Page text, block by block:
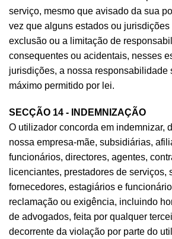
serviço, mesmo que avisado da sua
vez que alguns estados ou jurisdições
exclusão ou a limitação de
consequentes ou acidentais, nesses
jurisdições, a nossa responsabilidade
máximo permitido por lei.
SECÇÃO 14 - INDEMNIZAÇÃO
O utilizador concorda em indemnizar,
nossa empresa-mãe, subsidiárias,
funcionários, directores, agentes,
licenciantes, prestadores de serviços,
fornecedores, estagiários e
reclamação ou exigência, incluindo
de advogados, feita por qualquer
decorrente da violação por parte do